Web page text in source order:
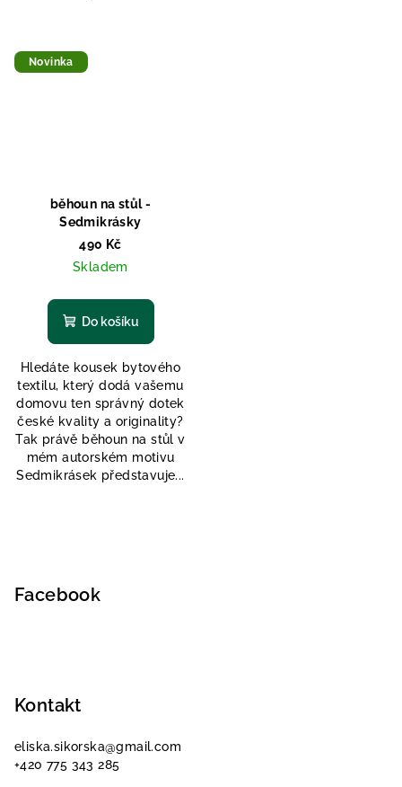
Novinka
běhoun na stůl -
Sedmikrásky
490 Kč
Skladem
Do košíku
Hledáte kousek bytového
textilu, který dodá vašemu
domovu ten správný dotek
české kvality a originality?
Tak právě běhoun na stůl v
mém autorském motivu
Sedmikrásek představuje...
Facebook
Kontakt
eliska.sikorska@gmail.com
+420 775 343 285